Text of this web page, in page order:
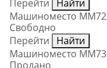
Перейти
Найти
Машиноместо ММ72
Свободно
Перейти
Найти
Машиноместо ММ73
Продано